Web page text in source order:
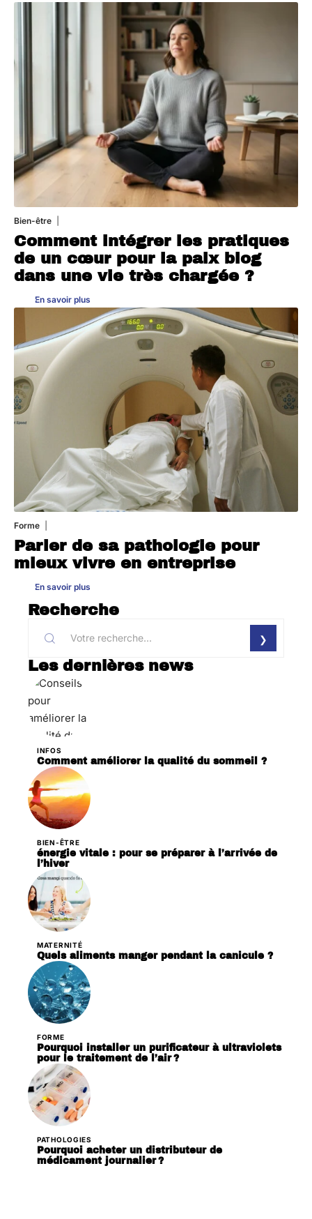
Bien-être
Comment intégrer les pratiques
de un cœur pour la paix blog
dans une vie très chargée ?
En savoir plus
Forme
Parler de sa pathologie pour
mieux vivre en entreprise
En savoir plus
Recherche
Les dernières news
INFOS
Comment améliorer la qualité du sommeil ?
BIEN-ÊTRE
énergie vitale : pour se préparer à l’arrivée de
l’hiver
MATERNITÉ
Quels aliments manger pendant la canicule ?
FORME
Pourquoi installer un purificateur à ultraviolets
pour le traitement de l’air ?
PATHOLOGIES
Pourquoi acheter un distributeur de
médicament journalier ?